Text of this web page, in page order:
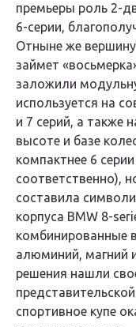
премьеры роль 2-
6-серии,
Отныне же
займет
заложили
используется на
и 7 серий, а также
высоте и базе
компактнее 6
соответственно),
составила
корпуса BMW 8-
комбинированные
алюминий, магний
решения нашли
спортивное купе